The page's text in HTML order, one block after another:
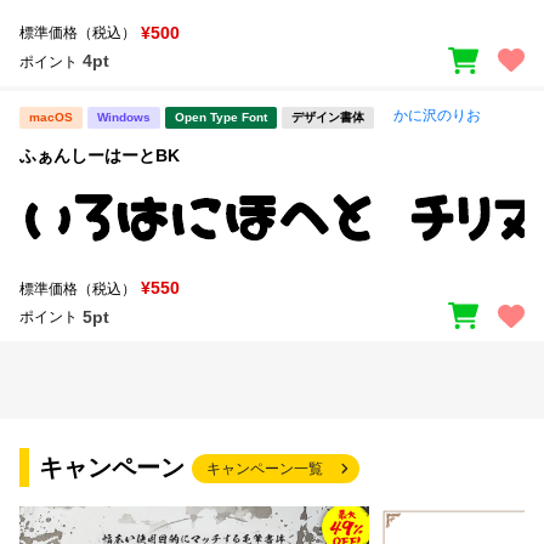
標準価格（税込） ¥500
ポイント 4pt
macOS Windows Open Type Font デザイン書体 かに沢のりお
ふぁんしーはーとBK
標準価格（税込） ¥550
ポイント 5pt
キャンペーン キャンペーン一覧